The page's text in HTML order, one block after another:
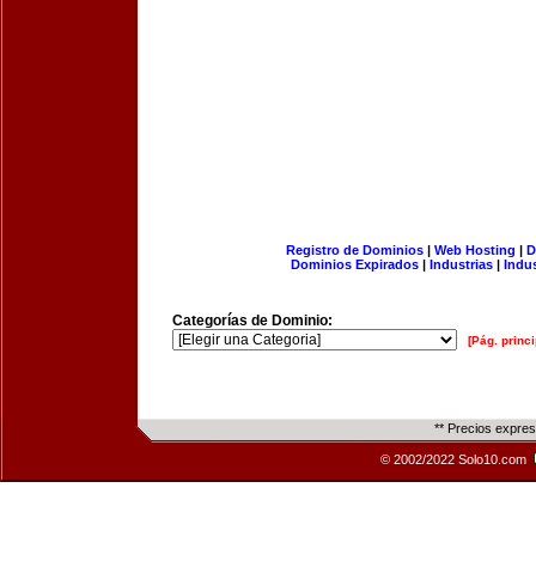
Registro de Dominios| Web Hosting |
Dominios Expirados | Industrias |
Categorías de Dominio:
[Pág.
** Precios
© 2002/2022 Solo10.com